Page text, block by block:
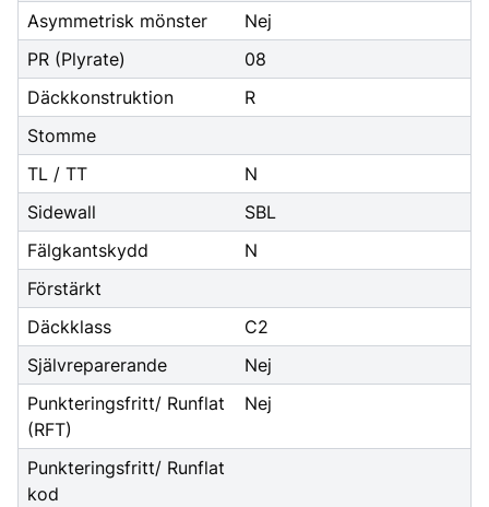
Asymmetrisk mönster
Nej
PR (Plyrate)
08
Däckkonstruktion
R
Stomme
TL / TT
N
Sidewall
SBL
Fälgkantskydd
N
Förstärkt
Däckklass
C2
Självreparerande
Nej
Punkteringsfritt/ Runflat
(RFT)
Nej
Punkteringsfritt/ Runflat
kod